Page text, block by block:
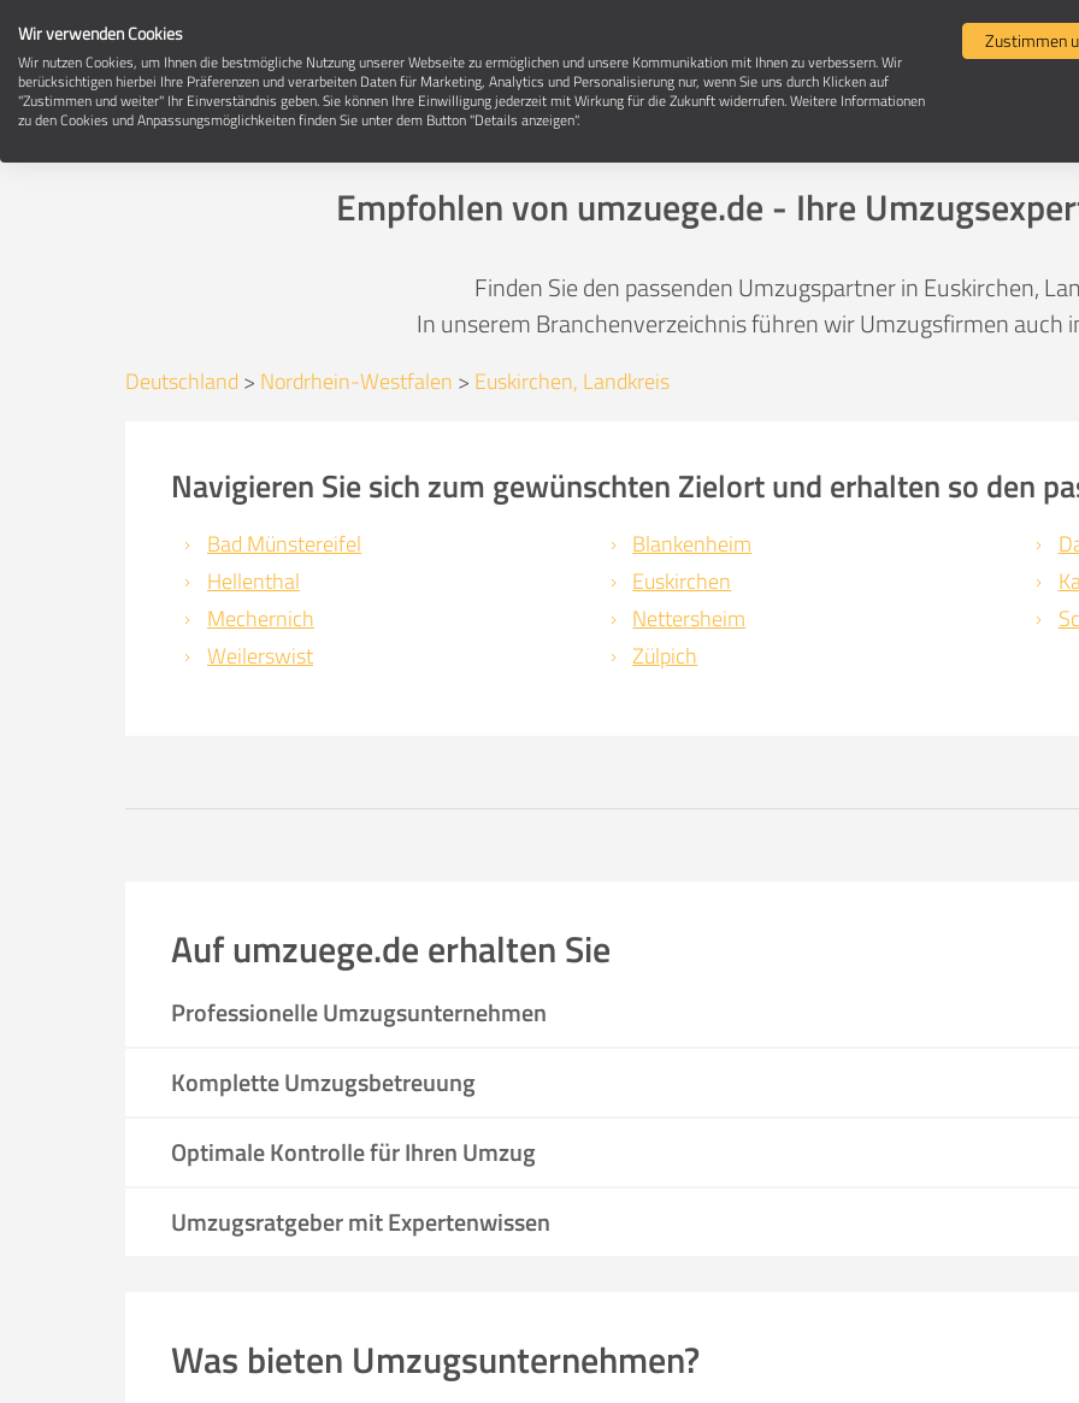
Umzugsunternehmen in Euskirchen, Landkreis
Empfohlen von umzuege.de - Ihre
Finden Sie den passenden Umzugspartner in Euskirchen,
In unserem Branchenverzeichnis führen wir Umzugsfirmen auch
Deutschland > Nordrhein-Westfalen > Euskirchen, Landkreis
Navigieren Sie sich zum gewünschten Zielort und erhalten so den
Bad Münstereifel Blankenheim
Hellenthal
Euskirchen
Mechernich
Nettersheim
Weilerswist
Zülpich
Auf umzuege.de erhalten Sie
Professionelle Umzugsunternehmen
Komplette Umzugsbetreuung
Optimale Kontrolle für Ihren Umzug
Umzugsratgeber mit Expertenwissen
Was bieten Umzugsunternehmen?
Wir verwenden Cookies
Wir nutzen Cookies, um Ihnen die bestmögliche Nutzung unserer Webseite zu ermöglichen und unsere Kommunikation mit Ihnen zu verbessern. Wir
berücksichtigen hierbei Ihre Präferenzen und verarbeiten Daten für Marketing, Analytics und Personalisierung nur, wenn Sie uns durch Klicken auf
"Zustimmen und weiter" Ihr Einverständnis geben. Sie können Ihre Einwilligung jederzeit mit Wirkung für die Zukunft widerrufen. Weitere Informationen
zu den Cookies und Anpassungsmöglichkeiten finden Sie unter dem Button "Details anzeigen".
Zustimmen